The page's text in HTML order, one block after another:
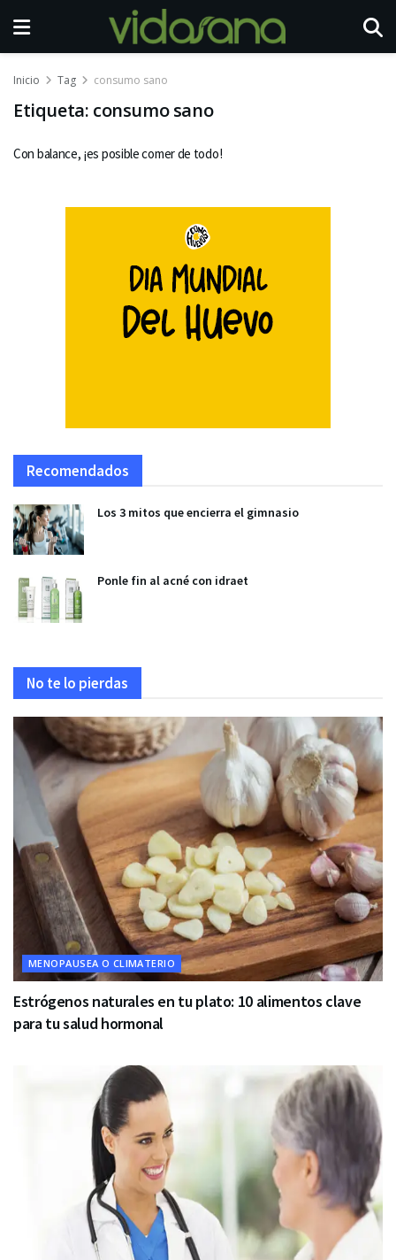
Inicio Tag consumo sano
Etiqueta: consumo sano
Con balance, ¡es posible comer de todo!
Recomendados
Los 3 mitos que encierra el gimnasio
Ponle fin al acné con idraet
No te lo pierdas
MENOPAUSEA O CLIMATERIO
Estrógenos naturales en tu plato: 10 alimentos clave
para tu salud hormonal